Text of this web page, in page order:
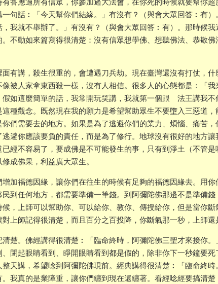
句話︰「今天幫你們結緣。」有沒有？（與會大眾回答︰有）
我就不舉辦了。」有沒有？（與會大眾回答︰有）。那時候我
。不動如來篇寫得很清楚：沒有信眾想學佛、想聽佛法、恭敬
有講，殺生很重的，會遭遇刀兵劫。現在臺灣還沒有打仗，什
被人家拿東西殺一樣，沒有人相信。很多人的心態都是：「我
如這麼簡單的話，我常開玩笑講，我就第一個跟 法王講我不
種觀念。既然現在我的願力是希望幫助眾生不要墮入三惡道，
們需要去的地方。如果是為了逃避你們的業力、煩惱、痛苦，
避你應該要負的責任，而是為了修行。地球沒有很好的地方讓
經不容易了，要成佛是不可能發生的事，只有到淨土（不管是
成佛果，利益廣大眾生。
加福德因緣，讓你們在往生的時候有足夠的福德因緣去。用你
到任何地方，都需要準備一筆錢。到阿彌陀佛那邊不是準備錢
，上師可以幫助你、可以給你、教你、傳授給你，但是當你斷
上師記得很清楚，而且百分之百投降，你斷氣那一秒，上師還
楚。佛經講得很清楚︰「臨命終時，阿彌陀佛三聖才來接你。
閉起眼睛看到、睜開眼睛看到都是假的，除非你下一秒鐘要死
天講，希望唸到阿彌陀佛現前。經典講得很清楚︰「臨命終時
我真的是業障重，讓你們纏到現在還纏著。看經唸經要搞清楚